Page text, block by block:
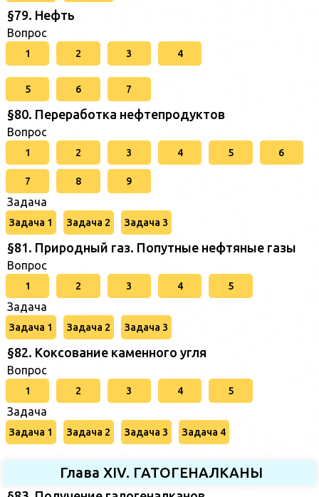
§79. Нефть
Вопрос
1 2 3 4
5 6 7
§80. Переработка нефтепродуктов
Вопрос
1 2 3 4 5 6
7 8 9
Задача
Задача 1 Задача 2 Задача 3
§81. Природный газ. Попутные нефтяные газы
Вопрос
1 2 3 4 5
Задача
Задача 1 Задача 2 Задача 3
§82. Коксование каменного угля
Вопрос
1 2 3 4 5
Задача
Задача 1 Задача 2 Задача 3 Задача 4
Глава XIV. ГАТОГЕНАЛКАНЫ